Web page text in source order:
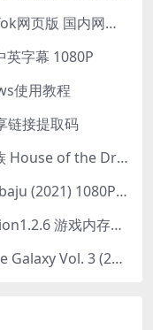
ProxiTok 开源国际版抖音TikTok网页版 国内网络直连
英字幕 1080P
使用教程
链接提取码
HBO 权力的游戏前传 龙之家族 House of the Dragon (2022) 中字 1080P 更新4集
迪拜的女孩 Dziewczyny z Dubaju (2021) 1080P 中字
IOS 越狱软件iMemScan version1.2.6 游戏内存修改器
银河护卫队3 Guardians of the Galaxy Vol. 3 (2023)4K高清资源1080p只分享精品